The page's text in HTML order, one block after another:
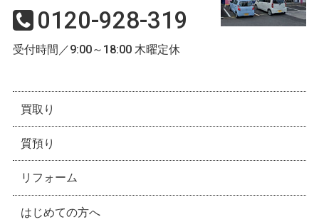
0120-928-319
受付時間／9:00～18:00 木曜定休
買取り
質預り
リフォーム
はじめての方へ